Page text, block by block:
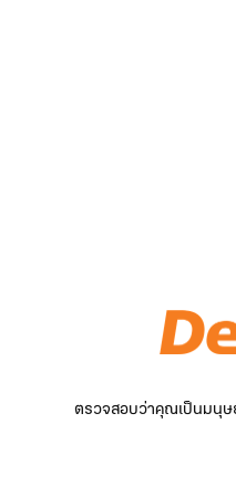
ตรวจสอบว่าคุณเป็นมนุษ